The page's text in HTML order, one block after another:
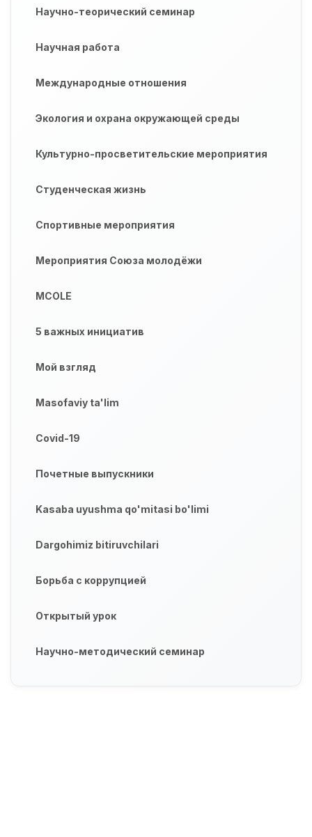
Научно-теорический семинар
Научная работа
Международные отношения
Экология и охрана окружающей среды
Культурно-просветительские мероприятия
Студенческая жизнь
Спортивные мероприятия
Мероприятия Союза молодёжи
MCOLE
5 важных инициатив
Мой взгляд
Masofaviy ta'lim
Covid-19
Почетные выпускники
Kasaba uyushma qo'mitasi bo'limi
Dargohimiz bitiruvchilari
Борьба с коррупцией
Открытый урок
Научно-методический семинар